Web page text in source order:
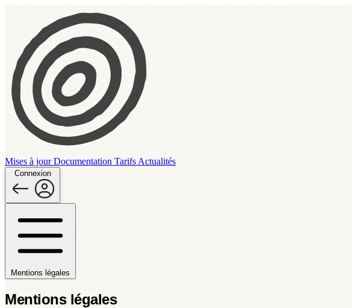
Mises à jourDocumentation Tarifs Actualités
Connexion
Mentions légales
Mentions légales